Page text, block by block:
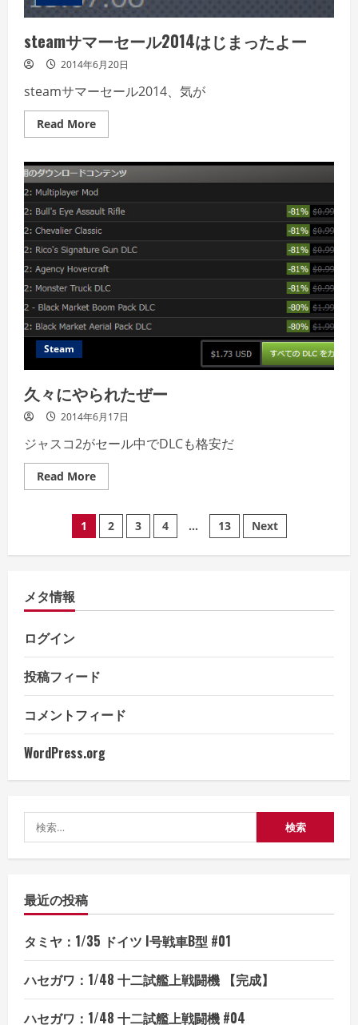
steamサマーセール2014はじまったよー
2014年6月20日
steamサマーセール2014、気が
Read MoreRead
more
サ
マ
ー
セ
ー
ル
2014
は
じ
ま
っ
た
よ
ー
Steam
久々にやられたぜー
2014年6月17日
ジャスコ2がセール中でDLCも格安だ
Read MoreRead
more
に
ら
れ
投
稿
の
ペ
ー
ジ
送
り
1 2 3 4 … 13 Next
メタ情報
ログイン
投稿フィード
コメントフィード
WordPress.org
索:
最近の投稿
タミヤ：1/35 ドイツ I号戦車B型 #01
ハセガワ：1/48 十二試艦上戦闘機 【完成】
ハセガワ：1/48 十二試艦上戦闘機 #04